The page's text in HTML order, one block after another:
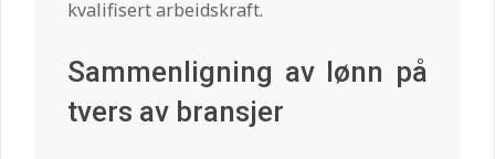
kvalifisert arbeidskraft.
Sammenligning av lønn på
tvers av bransjer